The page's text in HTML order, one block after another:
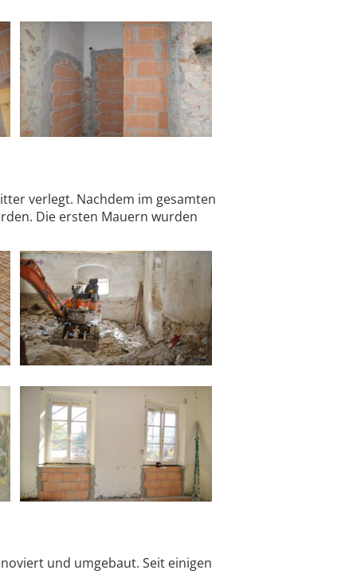
verlegt. Nachdem im gesamten
Die ersten Mauern wurden
und umgebaut. Seit einigen